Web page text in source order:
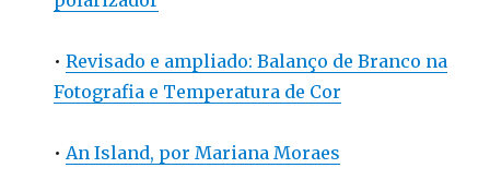
•Revisado e ampliado: Balanço de Branco na
Fotografia e Temperatura de Cor
•An Island, por Mariana Moraes